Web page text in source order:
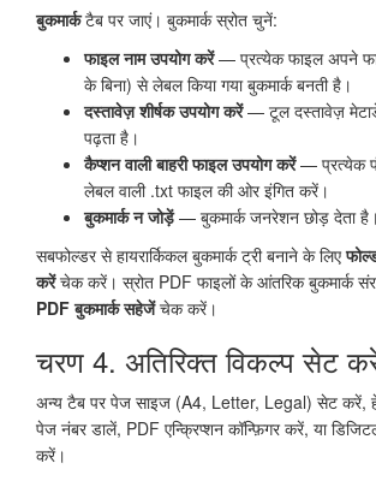
बुकमार्कटैब पर जाएं। बुकमार्क स्रोत चुनें:
फाइल नाम उपयोग करें— प्रत्येक फाइल अपने
के बिना) से लेबल किया गया बुकमार्क बनती है।
दस्तावेज़ शीर्षक उपयोग करें— टूल दस्तावेज़
पढ़ता है।
कैप्शन वाली बाहरी फाइल उपयोग करें— प्रत्येक
लेबल वाली .txt फाइल की ओर इंगित करें।
बुकमार्क न जोड़ें— बुकमार्क जनरेशन छोड़ देता है।
सबफोल्डर से हायरार्किकल बुकमार्क ट्री बनाने के लिए
करेंचेक करें। स्रोत PDF फाइलों के आंतरिक बुकमार्क
PDF बुकमार्क सहेजेंचेक करें।
चरण 4. अतिरिक्त विकल्प सेट
अन्य टैब पर पेज साइज (A4, Letter, Legal) सेट करें,
पेज नंबर डालें, PDF एन्क्रिप्शन कॉन्फ़िगर करें, या
करें।